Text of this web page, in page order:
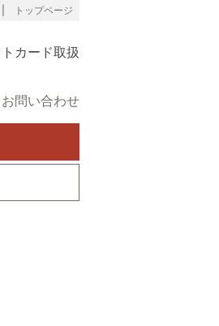
トップページ
お問い合わせ